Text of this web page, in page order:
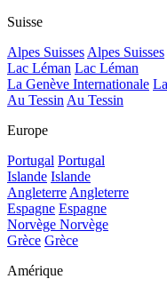
Suisse
Alpes Suisses Alpes Suisses
Lac Léman Lac Léman
La Genève Internationale
Au Tessin Au Tessin
Europe
Portugal Portugal
Islande Islande
Angleterre Angleterre
Espagne Espagne
Norvège Norvège
Grèce Grèce
Amérique